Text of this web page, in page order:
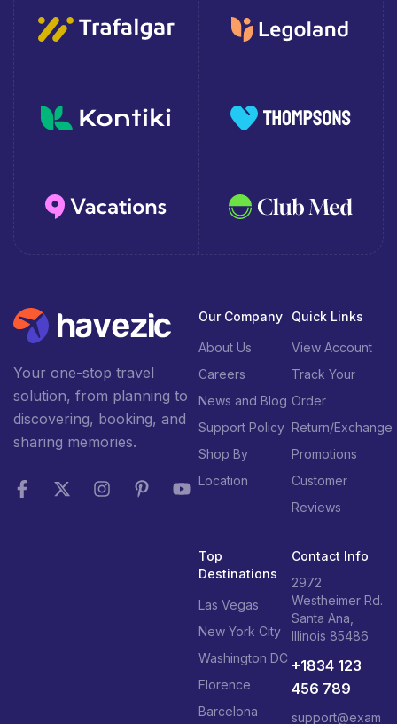
Your one-stop travel
solution, from planning to
discovering, booking, and
sharing memories.
Our Company
About Us
Careers
News and Blog
Support Policy
Shop By
Location
Quick Links
View Account
Track Your
Order
Return/Exchange
Promotions
Customer
Reviews
Top
Destinations
Las Vegas
New York City
Washington DC
Florence
Barcelona
Contact Info
2972
Westheimer Rd.
Santa Ana,
Illinois 85486
+1834 123
456 789
support@exam